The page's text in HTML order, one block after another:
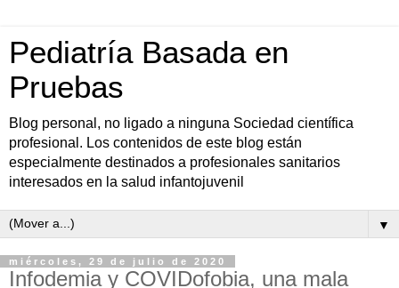
Pediatría Basada en
Pruebas
Blog personal, no ligado a ninguna Sociedad científica
profesional. Los contenidos de este blog están
especialmente destinados a profesionales sanitarios
interesados en la salud infantojuvenil
▼
miércoles, 29 de julio de 2020
Infodemia y COVIDofobia, una mala